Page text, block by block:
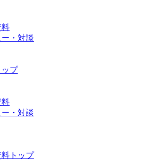
料
・対談
プ
料
・対談
トップ